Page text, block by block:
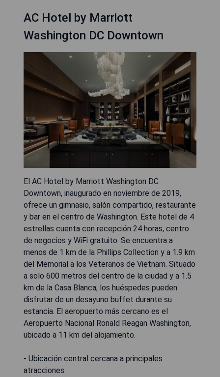
AC Hotel by Marriott
Washington DC Downtown
El AC Hotel by Marriott Washington DC
Downtown, inaugurado en noviembre de 2019,
ofrece un gimnasio, salón compartido, restaurante
y bar en el centro de Washington. Este hotel de 4
estrellas cuenta con recepción 24 horas, centro
de negocios y WiFi gratuito. Se encuentra a
menos de 1 km de la Phillips Collection y a 1.9 km
del Memorial a los Veteranos de Vietnam. Situado
a solo 600 metros del centro de la ciudad y a 1.5
km de la Casa Blanca, los huéspedes pueden
disfrutar de un desayuno buffet durante su
estancia. El aeropuerto más cercano es el
Aeropuerto Nacional Ronald Reagan Washington,
ubicado a 11 km del alojamiento.
- Ubicación central cercana a principales
atracciones.